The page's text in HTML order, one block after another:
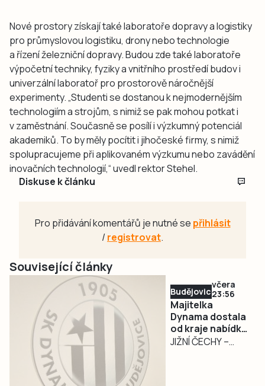
Nové prostory získají také laboratoře dopravy a logistiky
pro průmyslovou logistiku, drony nebo technologie
a řízení železniční dopravy. Budou zde také laboratoře
výpočetní techniky, fyziky a vnitřního prostředí budov i
univerzální laboratoř pro prostorově náročnější
experimenty. „Studenti se dostanou k nejmodernějším
technologiím a strojům, s nimiž se pak mohou potkat i
v zaměstnání. Současně se posílí i výzkumný potenciál
akademiků. To by měly pocítit i jihočeské firmy, s nimiž
spolupracujeme při aplikovaném výzkumu nebo zavádění
inovačních technologií,“ uvedl rektor Stehel.
Diskuse k článku
Pro přidávání komentářů je nutné se přihlásit
/registrovat.
Související články
Budějovicko
včera
23:56
Majitelka
Dynama dostala
od kraje nabídku
na odkup akcií za
JIŽNÍ ČECHY –